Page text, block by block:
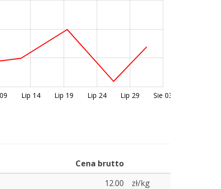
Lip 14 Lip 19 Lip 24 Lip 29 Sie 03
Cena brutto
12.00
zł/kg